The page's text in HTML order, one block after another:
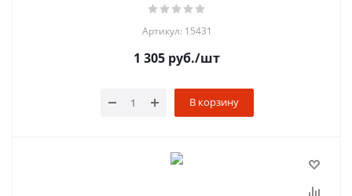
Артикул: 15431
1 305 руб./шт
В корзину